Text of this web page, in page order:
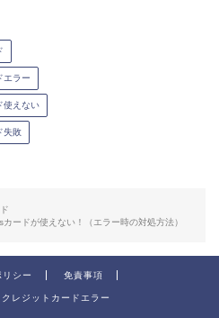
エラー
使えない
失敗
ードが使えない！（エラー時の対処方法）
シー 免責事項
レジットカードエラー